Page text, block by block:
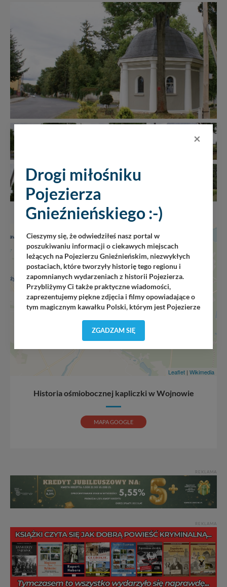
+
−
Leaflet | Wikimedia
Historia ośmiobocznej kapliczki w Wojnowie
MAPA GOOGLE
REKLAMA
REKLAMA
×
Drogi miłośniku
Pojezierza
Gnieźnieńskiego :-)
Cieszymy się, że odwiedziłeś nasz portal w
poszukiwaniu informacji o ciekawych miejscach
leżących na Pojezierzu Gnieźnieńskim, niezwykłych
postaciach, które tworzyły historię tego regionu i
zapomnianych wydarzeniach z historii Pojezierza.
Przybliżymy Ci także praktyczne wiadomości,
zaprezentujemy piękne zdjęcia i filmy opowiadające o
tym magicznym kawałku Polski, którym jest Pojezierze
Pojezierze Gnieźnieńskie odkrywać dla Ciebie na
składający się z pasjonatów, miłośników, czy wręcz
osób zakochanych w naszej
małej Ojczyźnie ”
dnia wędruje po Pojezierzu Gnieźnieńskim, by rozwijać
portal, poprzez jego rozbudowę oraz dostarczanie
Abyśmy nadal mogli to robić, potrzebujemy Twojej
zgody, dzięki której, będziemy mogli elementy serwisu
dostosować do Twoich preferencji. Twoje dane (w tym
priorytetowe, bez poinformowania Ciebie nie będziemy
zmieniać zakresu naszych uprawnień. Twoje dane są u
nas bezpieczne, jeśli masz wątpliwości co do naszych
intencji, zawsze możesz wycofać swoją zgodę. Więcej
Klikając znak X lub przycisk PRZEJDŹ DO SERWISU
wyrażasz zgodę na przetwarzanie Twoich danych.
Nasz serwis nie wykorzystuje oraz nie udostępnia
Twoich danych innym podmiotom oraz osobom
trzecim. Wyjątkiem jest sytuacja, gdy przekazanie
ZGADZAM SIĘ